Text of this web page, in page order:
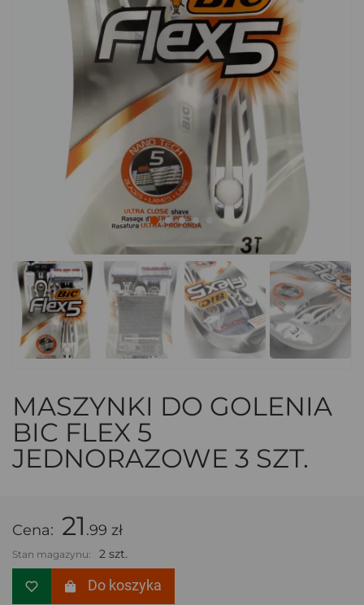
MASZYNKI DO GOLENIA
BIC FLEX 5
JEDNORAZOWE 3 SZT.
Cena: 21 .99 zł
Stan magazynu: 2 szt.
Do koszyka